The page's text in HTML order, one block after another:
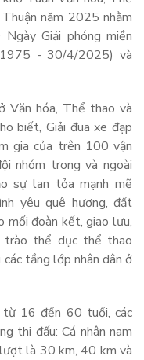
năm 2025 nhằm
Giải phóng miền
- 30/4/2025) và
Văn hóa, Thể thao và
biết, Giải đua xe đạp
gia của trên 100 vận
nhóm trong và ngoài
sự lan tỏa mạnh mẽ
yêu quê hương, đất
mối đoàn kết, giao lưu,
trào thể dục thể thao
tầng lớp nhân dân ở
từ 16 đến 60 tuổi, các
thi đấu: Cá nhân nam
là 30 km, 40 km và